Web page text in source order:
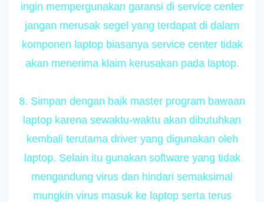
ingin mempergunakan garansi di service center
jangan merusak segel yang terdapat di dalam
komponen laptop biasanya service center tidak
akan menerima klaim kerusakan pada laptop.
8. Simpan dengan baik master program bawaan
laptop karena sewaktu-waktu akan dibutuhkan
kembali terutama driver yang digunakan oleh
laptop. Selain itu gunakan software yang tidak
mengandung virus dan hindari semaksimal
mungkin virus masuk ke laptop serta terus